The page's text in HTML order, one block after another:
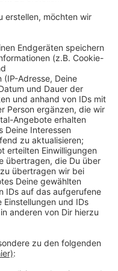
mehr als im Jahr
Lungen und
Einen Rückgang
Erkrankungen in
von zehn
verursachten
aber auch NRW-